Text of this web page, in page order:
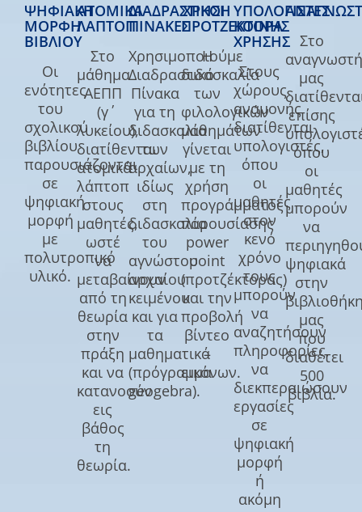
ΨΗΦΙΑΚΉ
ΜΟΡΦΉ
ΒΙΒΛΊΟΥ
Οι
ενότητες
του
σχολικού
βιβλίου
παρουσιάζονται
σε
ψηφιακή
μορφή
με
πολυτροπικό
υλικό.
ΑΤΟΜΙΚΆ
ΛΆΠΤΟΠ
Στο
μάθημα
ΑΕΠΠ
(γ΄
λυκείου),
διατίθενται
ατομικά
λάπτοπ
στους
μαθητές,
ωστέ
να
μεταβαίνουν
από τη
θεωρία
στην
πράξη
και να
κατανοούν
εις
βάθος
τη
θεωρία.
ΔΙΑΔΡΑΣΤΙΚOΊ
ΠΊΝΑΚΕΣ
Χρησιμοποιούμε
Διαδραστικό
Πίνακα
για τη
διδασκαλία
των
αρχαίων,
ιδίως
στη
διδασκαλία
του
αγνώστου
αρχαίου
κειμένου
και για
τα
μαθηματικά
(πρόγραμμα
geogebra).
ΧΡΉΣΗ
ΠΡΟΤΖΈΚΤΟΡΑ
Η
διδασκαλία
των
φιλολογικών
μαθημάτων
γίνεται
με τη
χρήση
προγράμματος
παρουσίασης
power
point
(προτζέκτορας)
και την
προβολή
βίντεο
–
εικόνων.
ΥΠΟΛΟΓΙΣΤΈΣ
ΚΟΙΝΉΣ
ΧΡΉΣΗΣ
Στους
χώρους
αναμονής
διατίθενται
υπολογιστές,
όπου
οι
μαθητές
στον
κενό
χρόνο
τους
μπορούν
να
αναζητήσουν
πληροφορίες,
να
διεκπεραιώσουν
εργασίες
σε
ψηφιακή
μορφή
ή
ακόμη
Στο
μας
επίσης
όπου
οι
μαθητές
μπορούν
να
ψηφιακά
στην
μας
που
διαθέτει
500
βιβλία.